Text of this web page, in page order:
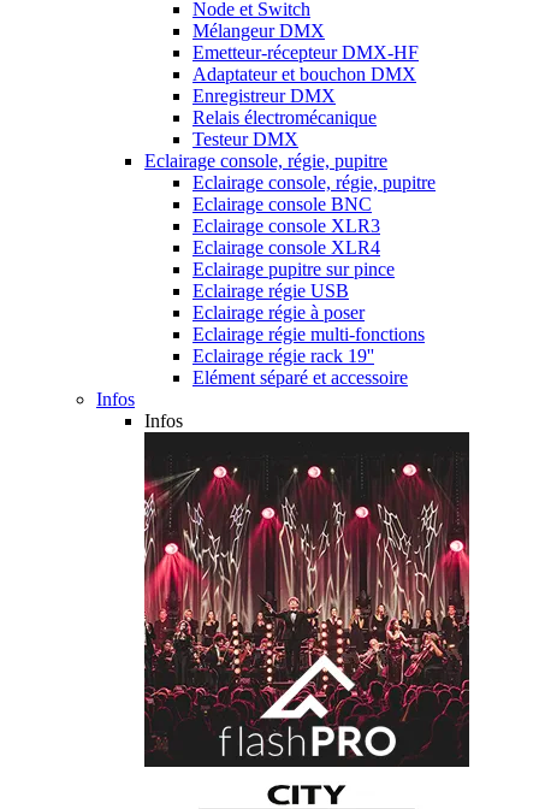
Node et Switch
Mélangeur DMX
Emetteur-récepteur DMX-HF
Adaptateur et bouchon DMX
Enregistreur DMX
Relais électromécanique
Testeur DMX
Eclairage console, régie, pupitre
Eclairage console, régie, pupitre
Eclairage console BNC
Eclairage console XLR3
Eclairage console XLR4
Eclairage pupitre sur pince
Eclairage régie USB
Eclairage régie à poser
Eclairage régie multi-fonctions
Eclairage régie rack 19''
Elément séparé et accessoire
Infos
Infos